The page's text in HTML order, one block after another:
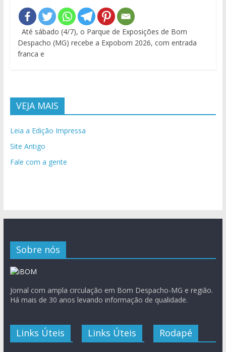
Até sábado (4/7), o Parque de Exposições de Bom
Despacho (MG) recebe a Expobom 2026, com entrada
franca e
VEJA MAIS
Leia a Edição Impressa
Site Antigo
Fale com a gente
Sobre nós
Jornal com ampla circulação em Bom Despacho-MG e região.
Há mais de 30 anos levando informação de qualidade.
Links Úteis Links Úteis Rodapé